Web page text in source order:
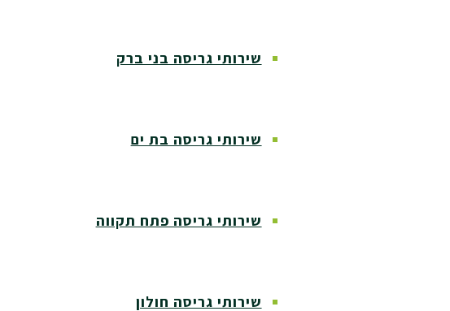
שירותי גריסה בני ברק
שירותי גריסה בת ים
שירותי גריסה פתח תקווה
שירותי גריסה חולון